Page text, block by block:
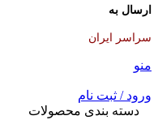
ارسال به
سراسر ایران
منو
ورود / ثبت نام
دسته بندی محصولات